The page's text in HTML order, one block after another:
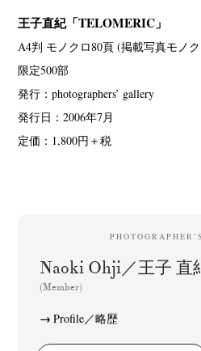
王子直紀「TELOMERIC」
A4判 モノクロ80頁 (掲載写真モノ
限定500部
発行：photographers’ gallery
発行日：2006年7月
定価：1,800円＋税
Naoki Ohji／王子 直
(Member)
Profile／略歴